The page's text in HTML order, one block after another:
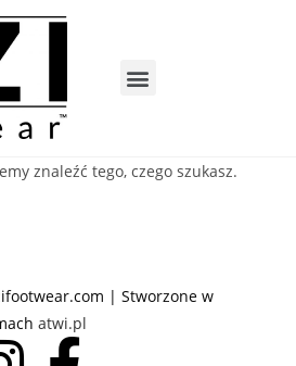
znaleźć tego, czego szukasz.
| Stworzone w
atwi.pl